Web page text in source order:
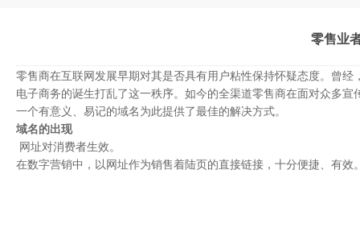
零售业
零售商在互联网发展早期对其是否具有用户粘性保持怀疑态度。曾
电子商务的诞生打乱了这一秩序。如今的全渠道零售商在面对众多
一个有意义、易记的域名为此提供了最佳的解决方式。
域名的出现
网址对消费者生效。
在数字营销中，以网址作为销售着陆页的直接链接，十分便捷、有